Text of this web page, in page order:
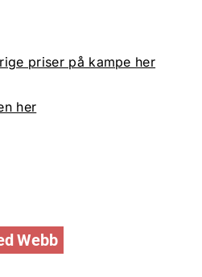
priser på kampe her
her
Webb